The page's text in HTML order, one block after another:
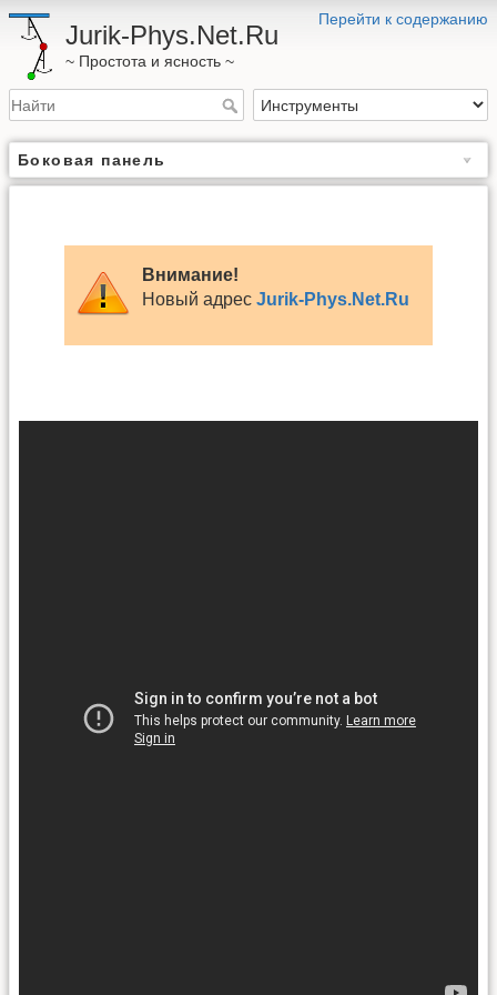
Перейти к содержанию
Jurik-Phys.Net.Ru
~ Простота и ясность ~
Боковая панель
Внимание!
Новый адресJurik-Phys.Net.Ru